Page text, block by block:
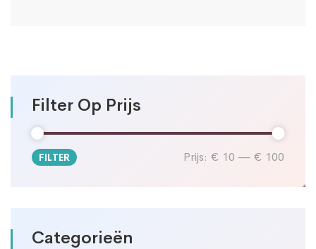
Filter Op Prijs
Min.
Max.
FILTER Prijs: € 10 — € 100
Categorieën